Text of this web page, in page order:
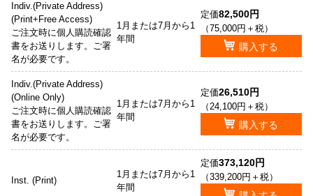
Indiv.(Private Address)
(Print+Free Access)
ご注文時に個人購読確認
書をお送りします。ご署
名が必要です。
1月または7月から1
年間
定価82,500円
（75,000円＋税）
購入する
Indiv.(Private Address)
(Online Only)
ご注文時に個人購読確認
書をお送りします。ご署
名が必要です。
1月または7月から1
年間
定価26,510円
（24,100円＋税）
購入する
Inst. (Print)
1月または7月から1
年間
定価373,120円
（339,200円＋税）